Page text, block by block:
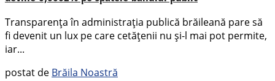
Transparența în administrația publică brăileană pare să
fi devenit un lux pe care cetățenii nu și-l mai pot permite,
iar...
postat de Brăila Noastră